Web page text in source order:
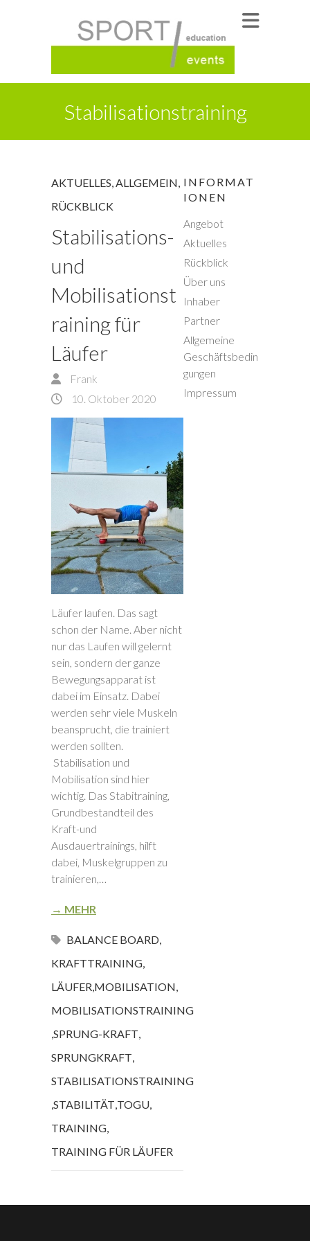
Stabilisationstraining
AKTUELLES,ALLGEMEIN,
RÜCKBLICK
Stabilisations-
und
Mobilisationst
raining für
Läufer
Frank
10. Oktober 2020
Läufer laufen. Das sagt
schon der Name. Aber nicht
nur das Laufen will gelernt
sein, sondern der ganze
Bewegungsapparat ist
dabei im Einsatz. Dabei
werden sehr viele Muskeln
beansprucht, die trainiert
werden sollten.
Stabilisation und
Mobilisation sind hier
wichtig. Das Stabitraining,
Grundbestandteil des
Kraft-und
Ausdauertrainings, hilft
dabei, Muskelgruppen zu
trainieren,…
→ MEHR
BALANCE BOARD,
KRAFTTRAINING,
LÄUFER,MOBILISATION,
MOBILISATIONSTRAINING
,SPRUNG-KRAFT,
SPRUNGKRAFT,
STABILISATIONSTRAINING
,STABILITÄT,TOGU,
TRAINING,
TRAINING FÜR LÄUFER
INFORMAT
IONEN
Angebot
Aktuelles
Rückblick
Über uns
Inhaber
Partner
Allgemeine
Geschäftsbedin
gungen
Impressum